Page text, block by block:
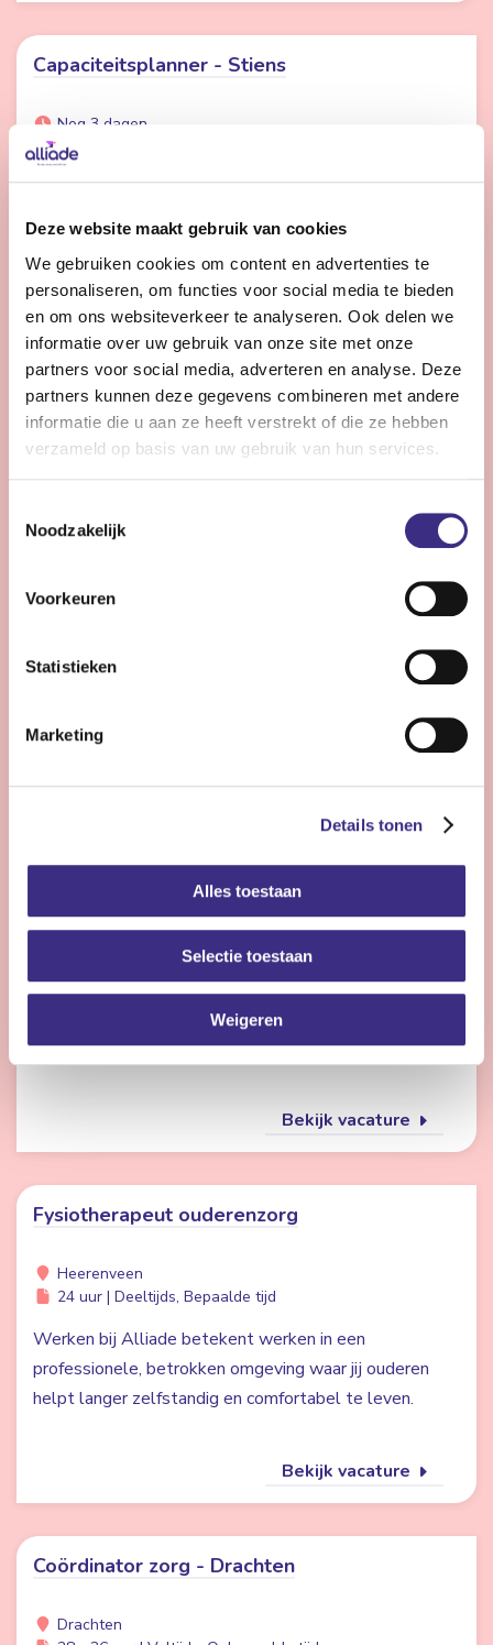
Deze website maakt gebruik van cookies
We gebruiken cookies om content en advertenties te
personaliseren, om functies voor social media te bieden
en om ons websiteverkeer te analyseren. Ook delen we
informatie over uw gebruik van onze site met onze
partners voor social media, adverteren en analyse. Deze
partners kunnen deze gegevens combineren met andere
informatie die u aan ze heeft verstrekt of die ze hebben
verzameld op basis van uw gebruik van hun services.
Noodzakelijk
Voorkeuren
Statistieken
Marketing
Details tonen
Alles toestaan
Selectie toestaan
Weigeren
Capaciteitsplanner - Stiens
Nog 3 dagen
Stiens
28 - 32 uur | Voltijds, Onbepaalde tijd
een stap verder dan de dagelijkse praktijk?
Bekijk vacature
Persoonlijke Begeleider complexe zorg -
Stiens
Stiens
24 - 30 uur | Voltijds, Onbepaalde tijd
Ben jij een persoonlijk begeleider die energie krijgt van
complexe zorg en kleine successen groots weet te
Bekijk vacature
Nog 22 dagen
4 - 28 uur | Deeltijds, Onbepaalde tijd
Wil jij met meerdere doelgroepen werken en elke dag
iets anders doen? Dan is de flexpool echt iets voor jou.
Je werkt op verschillende locaties in de
gehandicaptenzorg, jeugdzorg of ouderenzorg.
Bekijk vacature
Fysiotherapeut ouderenzorg
Heerenveen
24 uur | Deeltijds, Bepaalde tijd
Werken bij Alliade betekent werken in een
professionele, betrokken omgeving waar jij ouderen
helpt langer zelfstandig en comfortabel te leven.
Bekijk vacature
Coördinator zorg - Drachten
Drachten